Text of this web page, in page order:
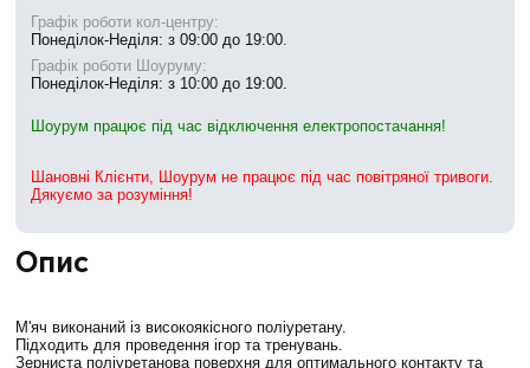
Опис
М'яч виконаний із високоякісного поліуретану.
Підходить для проведення ігор та тренувань.
Зерниста поліуретанова поверхня для оптимального контакту та
Графік роботи кол-центру:
Понеділок-Неділя: з 09:00 до 19:00.
Графік роботи Шоуруму:
Понеділок-Неділя: з 10:00 до 19:00.
Шоурум працює під час відключення електропостачання!
Шановні Клієнти, Шоурум не працює під час повітряної тривоги.
Дякуємо за розуміння!